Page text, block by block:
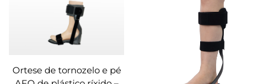
Ortese de tornozelo e pé